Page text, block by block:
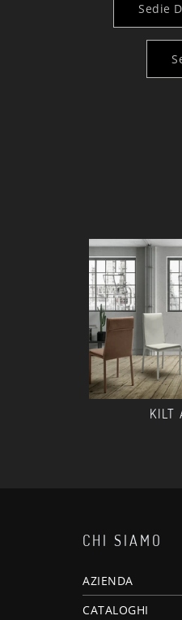
Sedie
KILT
CHI SIAMO
AZIENDA
CATALOGHI